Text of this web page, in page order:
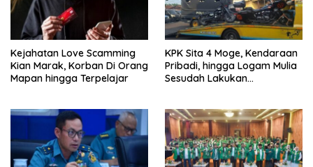
Kejahatan Love Scamming
Kian Marak, Korban Di Orang
Mapan hingga Terpelajar
KPK Sita 4 Moge, Kendaraan
Pribadi, hingga Logam Mulia
Sesudah Lakukan
Tindak Kejahatan Bupati
Pemalang